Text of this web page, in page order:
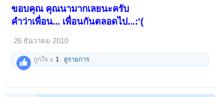
ขอบคุณ คุณนามากเลยนะครับ
คำว่าเพื่อน... เพื่อนกันตลอดไป...:'(
26 ธันวาคม 2010
ถูกใจ x 1 ดูรายการ